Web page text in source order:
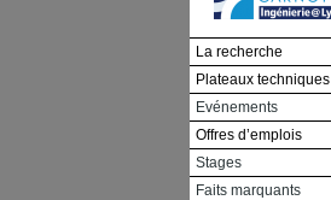
La recherche
Plateaux techniques
Evénements
Offres d’emplois
Stages
Faits marquants